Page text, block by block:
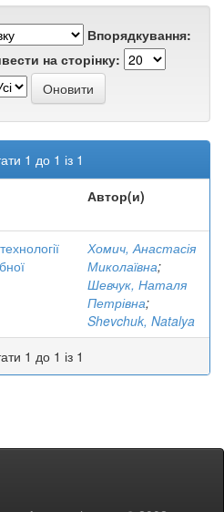
Впорядкування:
на сторінку:
1 до 1 із 1
Автор(и)
Хомич, Анастасія
Миколаївна;
Шевчук, Наталя
Петрівна;
Shevchuk, Natalya
1 до 1 із 1